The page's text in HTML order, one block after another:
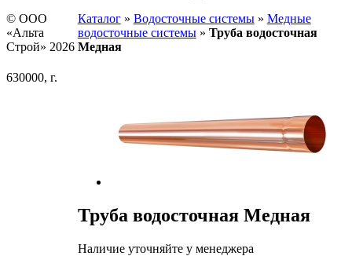
Каталог» Водосточные системы» Медные
водосточные системы» Труба водосточная
Медная
Труба водосточная Медная
Наличие уточняйте у менеджера
© ООО
«Альта
Строй» 2026
630000, г.